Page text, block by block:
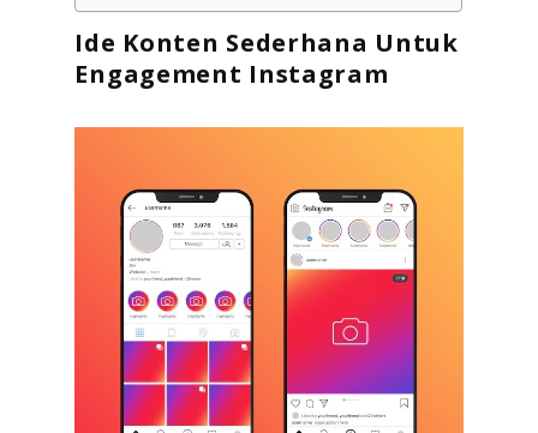
Ide Konten Sederhana Untuk
Engagement Instagram